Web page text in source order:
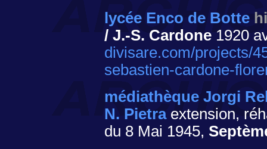
lycée Enco de Botte
/ J.-S. Cardone 1920
divisare.com/projects/
sebastien-cardone-
médiathèque Jorgi
N. Pietraextension,
du 8 Mai 1945,